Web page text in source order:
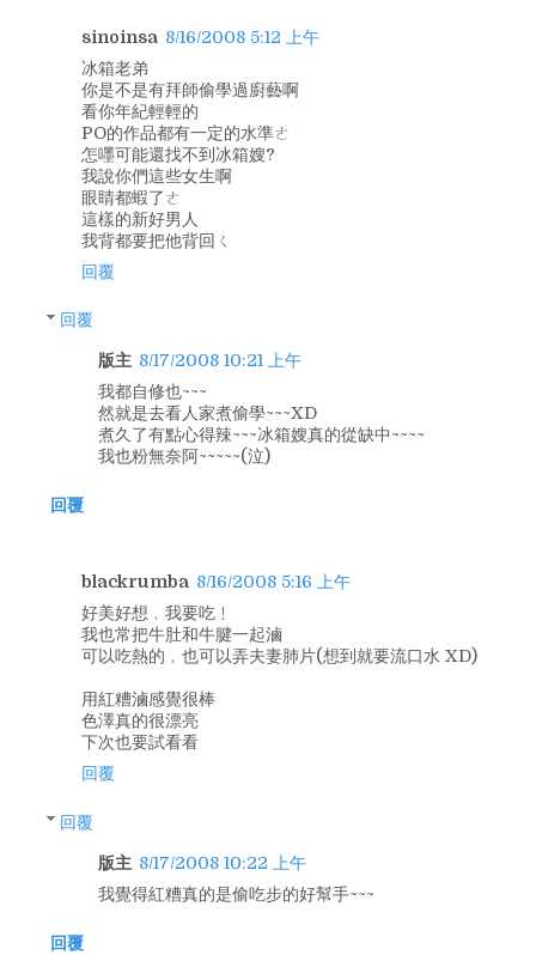
sinoinsa 8/16/2008 5:12 上午
冰箱老弟
你是不是有拜師偷學過廚藝啊
看你年紀輕輕的
PO的作品都有一定的水準ㄜ
怎嚜可能還找不到冰箱嫂?
我說你們這些女生啊
眼睛都蝦了ㄜ
這樣的新好男人
我背都要把他背回ㄑ
回覆
回覆
版主 8/17/2008 10:21 上午
我都自修也~~~
然就是去看人家煮偷學~~~XD
煮久了有點心得辣~~~冰箱嫂真的從缺中~~~~
我也粉無奈阿~~~~~(泣)
回覆
blackrumba 8/16/2008 5:16 上午
好美好想﹐我要吃﹗
我也常把牛肚和牛腱一起滷
可以吃熱的﹐也可以弄夫妻肺片(想到就要流口水 XD)
用紅糟滷感覺很棒
色澤真的很漂亮
下次也要試看看
回覆
回覆
版主 8/17/2008 10:22 上午
我覺得紅糟真的是偷吃步的好幫手~~~
回覆